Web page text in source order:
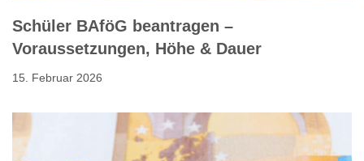
Schüler BAföG beantragen –
Voraussetzungen, Höhe & Dauer
15. Februar 2026